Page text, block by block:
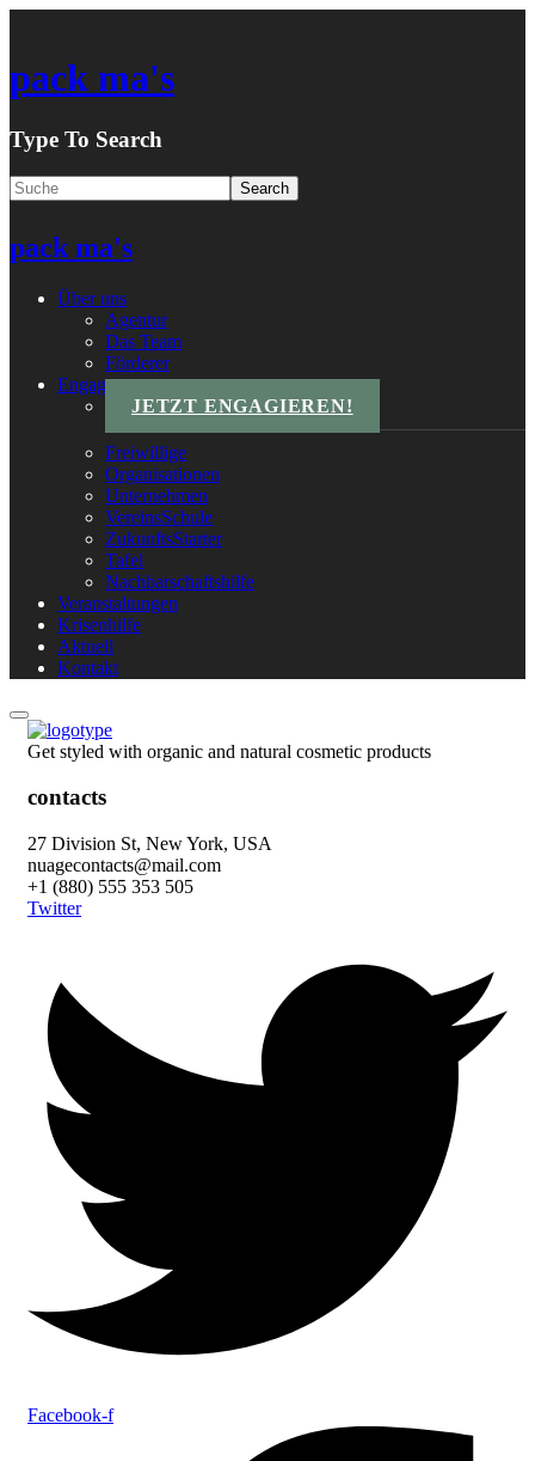
pack ma's
Type To Search
pack ma's
Über uns
Agentur
Das Team
Förderer
Engagements
JETZT ENGAGIEREN!
Freiwillige
Organisationen
Unternehmen
VereinsSchule
ZukunftsStarter
Tafel
Nachbarschaftshilfe
Veranstaltungen
Krisenhilfe
Aktuell
Kontakt
Get styled with organic and natural cosmetic products
contacts
27 Division St, New York, USA
nuagecontacts@mail.com
+1 (880) 555 353 505
Twitter
Facebook-f